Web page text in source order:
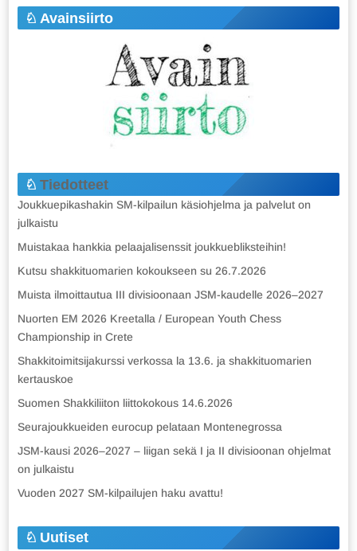
Avainsiirto
Tiedotteet
Joukkuepikashakin SM-kilpailun käsiohjelma ja palvelut on
julkaistu
Muistakaa hankkia pelaajalisenssit joukkuebliksteihin!
Kutsu shakkituomarien kokoukseen su 26.7.2026
Muista ilmoittautua III divisioonaan JSM-kaudelle 2026–2027
Nuorten EM 2026 Kreetalla / European Youth Chess
Championship in Crete
Shakkitoimitsijakurssi verkossa la 13.6. ja shakkituomarien
kertauskoe
Suomen Shakkiliiton liittokokous 14.6.2026
Seurajoukkueiden eurocup pelataan Montenegrossa
JSM-kausi 2026–2027 – liigan sekä I ja II divisioonan ohjelmat
on julkaistu
Vuoden 2027 SM-kilpailujen haku avattu!
Uutiset